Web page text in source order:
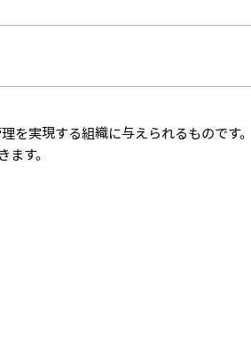
を実現する組織に与えられるものです。
す。